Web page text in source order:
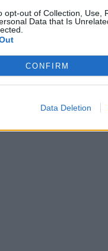
opt-out of Collection, Use,
Data that Is
CONFIRM
Data Deletion